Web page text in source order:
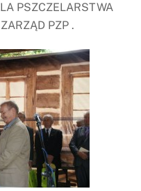
PSZCZELARSTWA
PZP .